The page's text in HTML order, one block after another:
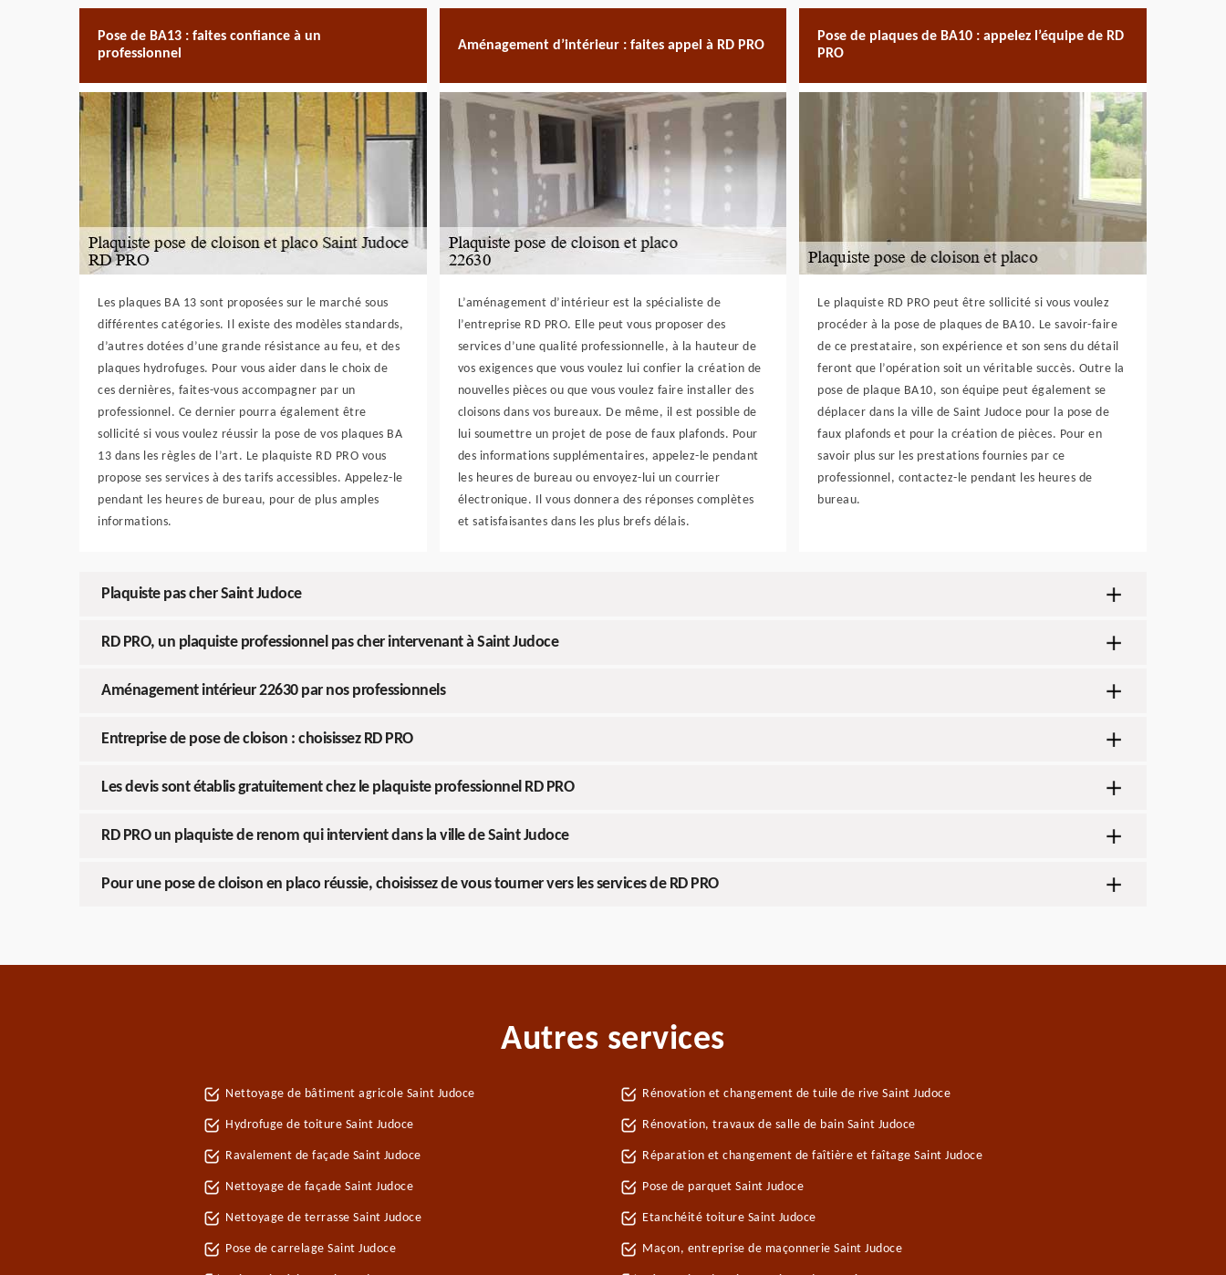
Pose de BA13 : faites confiance à un
professionnel
Les plaques BA 13 sont proposées sur le marché sous
différentes catégories. Il existe des modèles standards,
d’autres dotées d’une grande résistance au feu, et des
plaques hydrofuges. Pour vous aider dans le choix de
ces dernières, faites-vous accompagner par un
professionnel. Ce dernier pourra également être
sollicité si vous voulez réussir la pose de vos plaques BA
13 dans les règles de l’art. Le plaquiste RD PRO vous
propose ses services à des tarifs accessibles. Appelez-le
pendant les heures de bureau, pour de plus amples
informations.
Aménagement d’intérieur : faites appel à RD PRO
L’aménagement d’intérieur est la spécialiste de
l’entreprise RD PRO. Elle peut vous proposer des
services d’une qualité professionnelle, à la hauteur de
vos exigences que vous voulez lui confier la création de
nouvelles pièces ou que vous voulez faire installer des
cloisons dans vos bureaux. De même, il est possible de
lui soumettre un projet de pose de faux plafonds. Pour
des informations supplémentaires, appelez-le pendant
les heures de bureau ou envoyez-lui un courrier
électronique. Il vous donnera des réponses complètes
et satisfaisantes dans les plus brefs délais.
Pose de plaques de BA10 : appelez l’équipe de RD
PRO
Le plaquiste RD PRO peut être sollicité si vous voulez
procéder à la pose de plaques de BA10. Le savoir-faire
de ce prestataire, son expérience et son sens du détail
feront que l’opération soit un véritable succès. Outre la
pose de plaque BA10, son équipe peut également se
déplacer dans la ville de Saint Judoce pour la pose de
faux plafonds et pour la création de pièces. Pour en
savoir plus sur les prestations fournies par ce
professionnel, contactez-le pendant les heures de
bureau.
Plaquiste pas cher Saint Judoce
RD PRO, un plaquiste professionnel pas cher intervenant à Saint Judoce
Aménagement intérieur 22630 par nos professionnels
Entreprise de pose de cloison : choisissez RD PRO
Les devis sont établis gratuitement chez le plaquiste professionnel RD PRO
RD PRO un plaquiste de renom qui intervient dans la ville de Saint Judoce
Pour une pose de cloison en placo réussie, choisissez de vous tourner vers les services de RD PRO
Autres services
Nettoyage de bâtiment agricole Saint Judoce
Hydrofuge de toiture Saint Judoce
Ravalement de façade Saint Judoce
Nettoyage de façade Saint Judoce
Nettoyage de terrasse Saint Judoce
Pose de carrelage Saint Judoce
Rénovation et changement de tuile de rive Saint Judoce
Rénovation, travaux de salle de bain Saint Judoce
Réparation et changement de faîtière et faîtage Saint Judoce
Pose de parquet Saint Judoce
Etanchéité toiture Saint Judoce
Maçon, entreprise de maçonnerie Saint Judoce